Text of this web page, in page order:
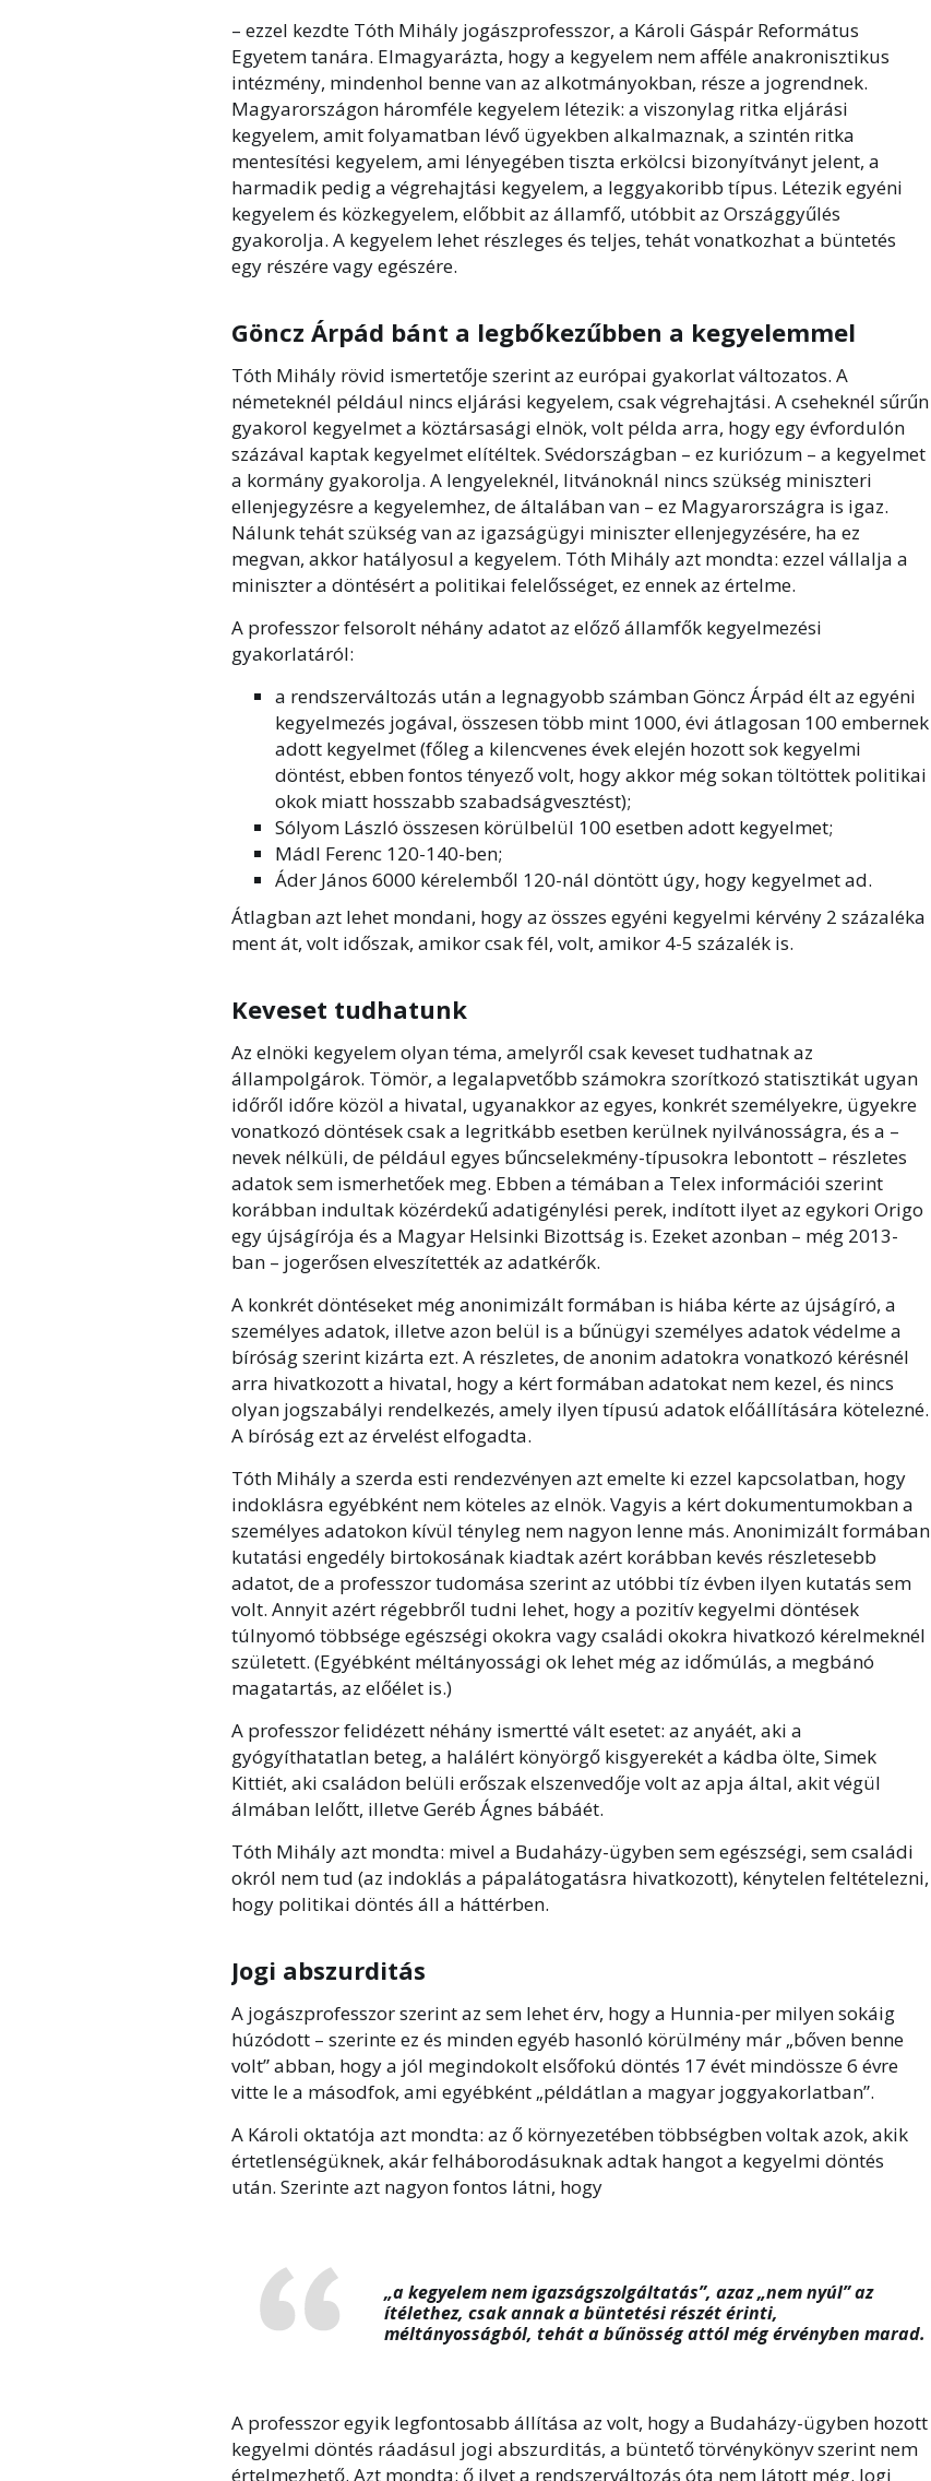
– ezzel kezdte Tóth Mihály jogászprofesszor, a Károli Gáspár Református
Egyetem tanára. Elmagyarázta, hogy a kegyelem nem afféle anakronisztikus
intézmény, mindenhol benne van az alkotmányokban, része a jogrendnek.
Magyarországon háromféle kegyelem létezik: a viszonylag ritka eljárási
kegyelem, amit folyamatban lévő ügyekben alkalmaznak, a szintén ritka
mentesítési kegyelem, ami lényegében tiszta erkölcsi bizonyítványt jelent, a
harmadik pedig a végrehajtási kegyelem, a leggyakoribb típus. Létezik egyéni
kegyelem és közkegyelem, előbbit az államfő, utóbbit az Országgyűlés
gyakorolja. A kegyelem lehet részleges és teljes, tehát vonatkozhat a büntetés
egy részére vagy egészére.
Göncz Árpád bánt a legbőkezűbben a kegyelemmel
Tóth Mihály rövid ismertetője szerint az európai gyakorlat változatos. A
németeknél például nincs eljárási kegyelem, csak végrehajtási. A cseheknél sűrűn
gyakorol kegyelmet a köztársasági elnök, volt példa arra, hogy egy évfordulón
százával kaptak kegyelmet elítéltek. Svédországban – ez kuriózum – a kegyelmet
a kormány gyakorolja. A lengyeleknél, litvánoknál nincs szükség miniszteri
ellenjegyzésre a kegyelemhez, de általában van – ez Magyarországra is igaz.
Nálunk tehát szükség van az igazságügyi miniszter ellenjegyzésére, ha ez
megvan, akkor hatályosul a kegyelem. Tóth Mihály azt mondta: ezzel vállalja a
miniszter a döntésért a politikai felelősséget, ez ennek az értelme.
A professzor felsorolt néhány adatot az előző államfők kegyelmezési
gyakorlatáról:
a rendszerváltozás után a legnagyobb számban Göncz Árpád élt az egyéni
kegyelmezés jogával, összesen több mint 1000, évi átlagosan 100 embernek
adott kegyelmet (főleg a kilencvenes évek elején hozott sok kegyelmi
döntést, ebben fontos tényező volt, hogy akkor még sokan töltöttek politikai
okok miatt hosszabb szabadságvesztést);
Sólyom László összesen körülbelül 100 esetben adott kegyelmet;
Mádl Ferenc 120-140-ben;
Áder János 6000 kérelemből 120-nál döntött úgy, hogy kegyelmet ad.
Átlagban azt lehet mondani, hogy az összes egyéni kegyelmi kérvény 2 százaléka
ment át, volt időszak, amikor csak fél, volt, amikor 4-5 százalék is.
Keveset tudhatunk
Az elnöki kegyelem olyan téma, amelyről csak keveset tudhatnak az
állampolgárok. Tömör, a legalapvetőbb számokra szorítkozó statisztikát ugyan
időről időre közöl a hivatal, ugyanakkor az egyes, konkrét személyekre, ügyekre
vonatkozó döntések csak a legritkább esetben kerülnek nyilvánosságra, és a –
nevek nélküli, de például egyes bűncselekmény-típusokra lebontott – részletes
adatok sem ismerhetőek meg. Ebben a témában a Telex információi szerint
korábban indultak közérdekű adatigénylési perek, indított ilyet az egykori Origo
egy újságírója és a Magyar Helsinki Bizottság is. Ezeket azonban – még 2013-
ban – jogerősen elveszítették az adatkérők.
A konkrét döntéseket még anonimizált formában is hiába kérte az újságíró, a
személyes adatok, illetve azon belül is a bűnügyi személyes adatok védelme a
bíróság szerint kizárta ezt. A részletes, de anonim adatokra vonatkozó kérésnél
arra hivatkozott a hivatal, hogy a kért formában adatokat nem kezel, és nincs
olyan jogszabályi rendelkezés, amely ilyen típusú adatok előállítására kötelezné.
A bíróság ezt az érvelést elfogadta.
Tóth Mihály a szerda esti rendezvényen azt emelte ki ezzel kapcsolatban, hogy
indoklásra egyébként nem köteles az elnök. Vagyis a kért dokumentumokban a
személyes adatokon kívül tényleg nem nagyon lenne más. Anonimizált formában
kutatási engedély birtokosának kiadtak azért korábban kevés részletesebb
adatot, de a professzor tudomása szerint az utóbbi tíz évben ilyen kutatás sem
volt. Annyit azért régebbről tudni lehet, hogy a pozitív kegyelmi döntések
túlnyomó többsége egészségi okokra vagy családi okokra hivatkozó kérelmeknél
született. (Egyébként méltányossági ok lehet még az időmúlás, a megbánó
magatartás, az előélet is.)
A professzor felidézett néhány ismertté vált esetet: az anyáét, aki a
gyógyíthatatlan beteg, a halálért könyörgő kisgyerekét a kádba ölte, Simek
Kittiét, aki családon belüli erőszak elszenvedője volt az apja által, akit végül
álmában lelőtt, illetve Geréb Ágnes bábáét.
Tóth Mihály azt mondta: mivel a Budaházy-ügyben sem egészségi, sem családi
okról nem tud (az indoklás a pápalátogatásra hivatkozott), kénytelen feltételezni,
hogy politikai döntés áll a háttérben.
Jogi abszurditás
A jogászprofesszor szerint az sem lehet érv, hogy a Hunnia-per milyen sokáig
húzódott – szerinte ez és minden egyéb hasonló körülmény már „bőven benne
volt” abban, hogy a jól megindokolt elsőfokú döntés 17 évét mindössze 6 évre
vitte le a másodfok, ami egyébként „példátlan a magyar joggyakorlatban”.
A Károli oktatója azt mondta: az ő környezetében többségben voltak azok, akik
értetlenségüknek, akár felháborodásuknak adtak hangot a kegyelmi döntés
után. Szerinte azt nagyon fontos látni, hogy
„a kegyelem nem igazságszolgáltatás”, azaz „nem nyúl” az
ítélethez, csak annak a büntetési részét érinti,
méltányosságból, tehát a bűnösség attól még érvényben marad.
A professzor egyik legfontosabb állítása az volt, hogy a Budaházy-ügyben hozott
kegyelmi döntés ráadásul jogi abszurditás, a büntető törvénykönyv szerint nem
értelmezhető. Azt mondta: ő ilyet a rendszerváltozás óta nem látott még. Jogi